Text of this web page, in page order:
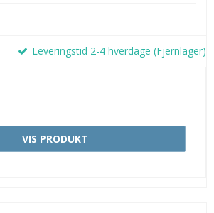
Leveringstid 2-4 hverdage (Fjernlager)
VIS PRODUKT